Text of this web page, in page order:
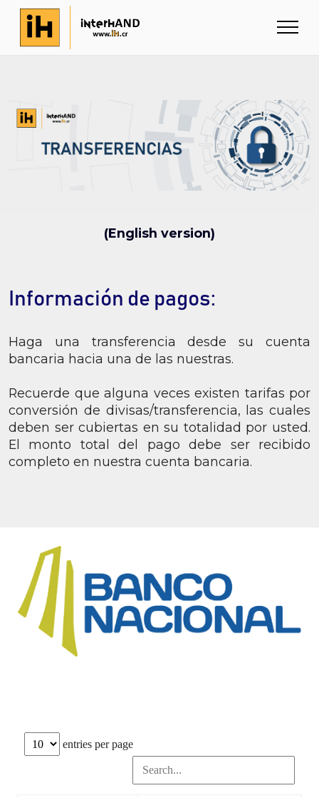
(English version)
Información de pagos:
Haga una transferencia desde su cuenta
bancaria hacia una de las nuestras.
Recuerde que alguna veces existen tarifas por
conversión de divisas/transferencia, las cuales
deben ser cubiertas en su totalidad por usted.
El monto total del pago debe ser recibido
completo en nuestra cuenta bancaria.
entries per page